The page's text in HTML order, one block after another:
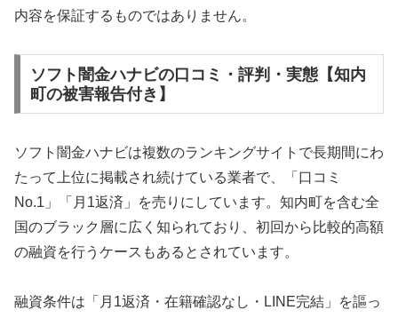
内容を保証するものではありません。
ソフト闇金ハナビの口コミ・評判・実態【知内
町の被害報告付き】
ソフト闇金ハナビは複数のランキングサイトで長期間にわ
たって上位に掲載され続けている業者で、「口コミ
No.1」「月1返済」を売りにしています。知内町を含む全
国のブラック層に広く知られており、初回から比較的高額
の融資を行うケースもあるとされています。
融資条件は「月1返済・在籍確認なし・LINE完結」を謳っ